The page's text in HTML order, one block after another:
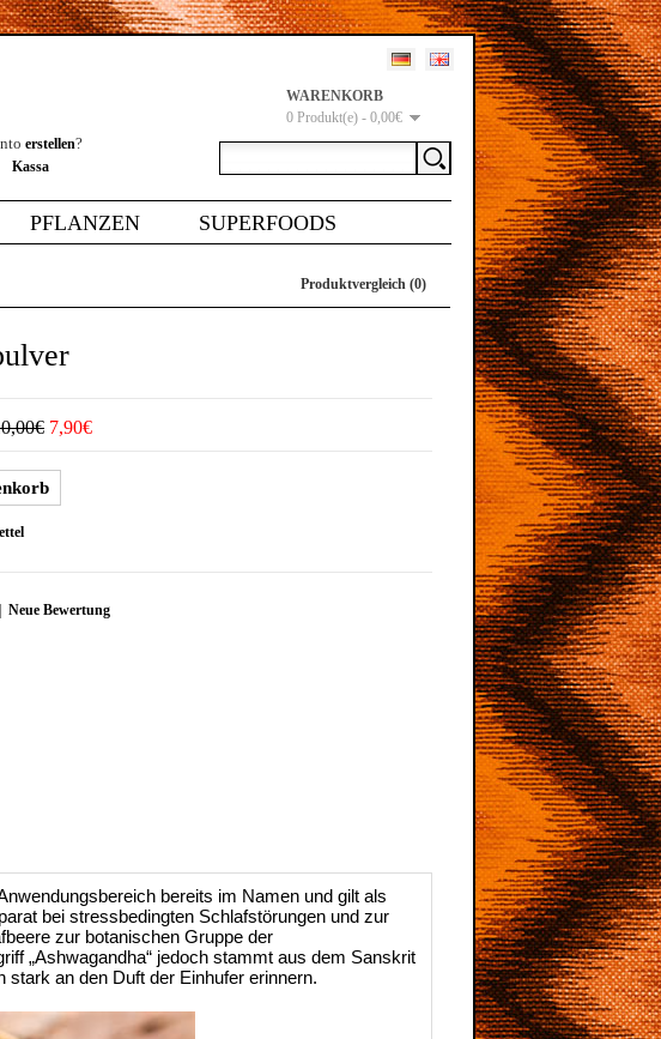
WARENKORB
0 Produkt(e) - 0,00€
erstellen?
Kassa
PFLANZEN SUPERFOODS
Produktvergleich (0)
7,90€
Neue Bewertung
bereits im Namen und gilt als
bei stressbedingten Schlafstörungen und zur
zur botanischen Gruppe der
„Ashwagandha“ jedoch stammt aus dem Sanskrit
stark an den Duft der Einhufer erinnern.